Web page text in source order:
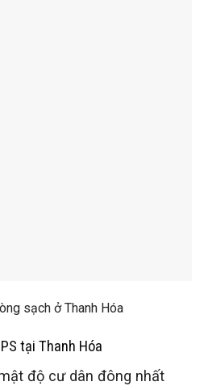
sạch ở Thanh Hóa
tại Thanh Hóa
độ cư dân đông nhất